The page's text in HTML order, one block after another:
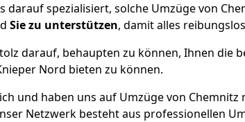
spezialisiert, solche Umzüge von
Sie zu unterstützen, damit alles
darauf, behaupten zu können, Ihnen die
Nord bieten zu können.
und haben uns auf Umzüge von
Netzwerk besteht aus professionellen